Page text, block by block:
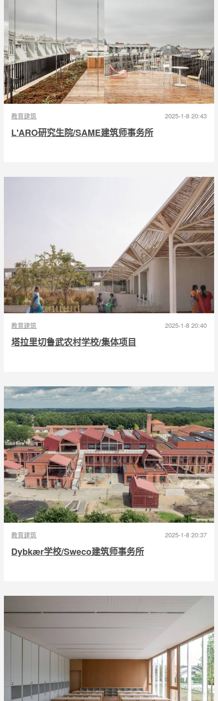
教育建筑 2025-1-8 20:43
L'ARO研究生院/SAME建筑师事务所
教育建筑 2025-1-8 20:40
塔拉里切鲁武农村学校/集体项目
教育建筑 2025-1-8 20:37
Dybkær学校/Sweco建筑师事务所